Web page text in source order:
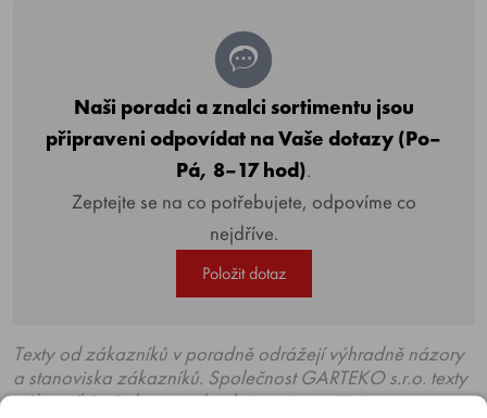
Naši poradci a znalci sortimentu jsou
připraveni odpovídat na Vaše dotazy (Po–
Pá, 8–17 hod).
Zeptejte se na co potřebujete, odpovíme co
nejdříve.
Položit dotaz
Texty od zákazníků v poradně odrážejí výhradně názory
a stanoviska zákazníků. Společnost GARTEKO s.r.o. texty
zákazníků předem neschvaluje ani neověřuje.